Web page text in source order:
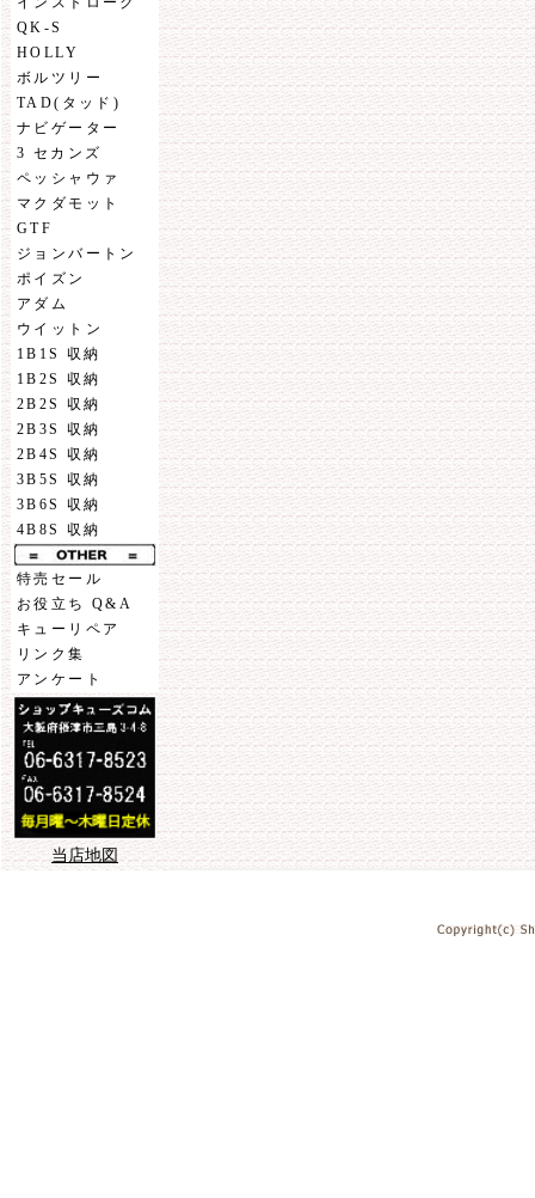
QK-S
HOLLY
ボルツリー
TAD(タッド)
ナビゲーター
3 セカンズ
ペッシャウァ
マクダモット
GTF
ジョンバートン
ポイズン
アダム
ウイットン
1B1S 収納
1B2S 収納
2B2S 収納
2B3S 収納
2B4S 収納
3B5S 収納
3B6S 収納
4B8S 収納
特売セール
お役立ち Q&A
キューリペア
リンク集
アンケート
当店地図